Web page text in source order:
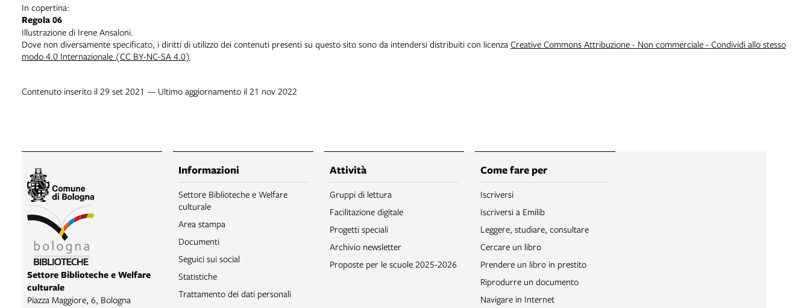
In copertina:
Regola 06
Illustrazione di Irene Ansaloni.
Dove non diversamente specificato, i diritti di utilizzo dei contenuti presenti su questo sito sono da intendersi distribuiti con licenza Creative Commons Attribuzione - Non commerciale - Condividi allo stesso
modo 4.0 Internazionale (CC BY-NC-SA 4.0)
Contenuto inserito il 29 set 2021 — Ultimo aggiornamento il 21 nov 2022
Settore Biblioteche e Welfare
culturale
Piazza Maggiore, 6, Bologna
Informazioni
Settore Biblioteche e Welfare
culturale
Area stampa
Documenti
Seguici sui social
Statistiche
Trattamento dei dati personali
Attività
Gruppi di lettura
Facilitazione digitale
Progetti speciali
Archivio newsletter
Proposte per le scuole 2025-2026
Come fare per
Iscriversi
Iscriversi a Emilib
Leggere, studiare, consultare
Cercare un libro
Prendere un libro in prestito
Riprodurre un documento
Navigare in Internet